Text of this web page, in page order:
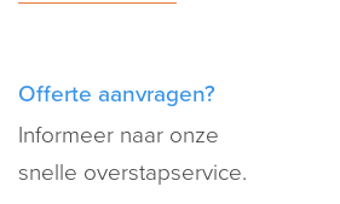
Offerte aanvragen?
Informeer naar onze
snelle overstapservice.